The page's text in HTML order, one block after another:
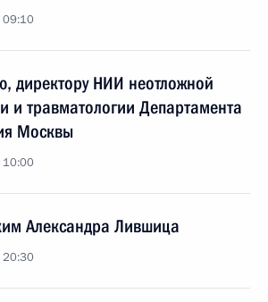
09:10
директору НИИ неотложной
и травматологии Департамента
Москвы
10:00
Александра Лившица
20:30